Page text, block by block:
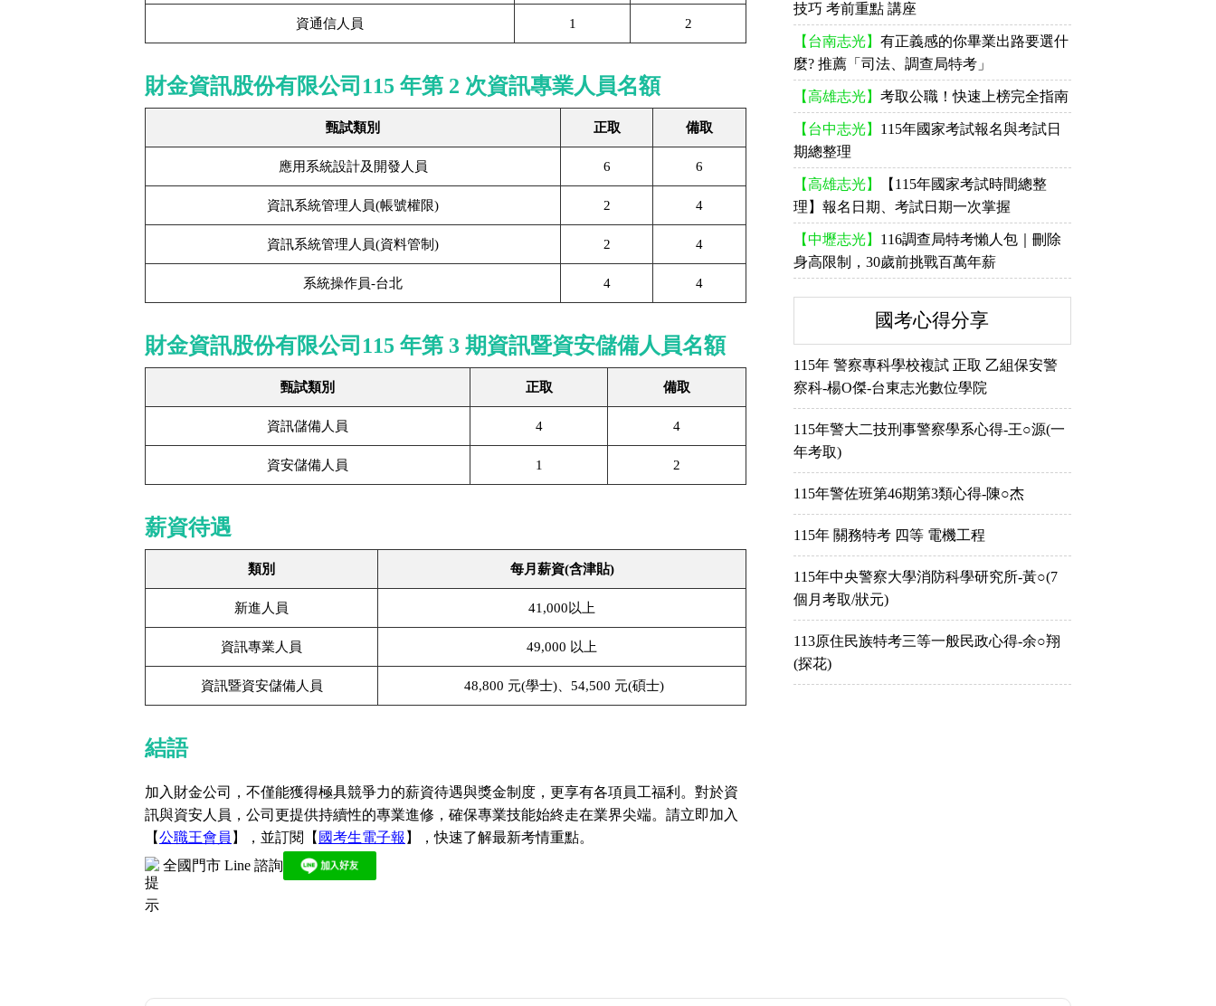
技巧 考前重點 講座
【台南志光】 有正義感的你畢業出路要選什
麼? 推薦「司法、調查局特考」
【高雄志光】 考取公職！快速上榜完全指南
【台中志光】 115年國家考試報名與考試日
期總整理
【高雄志光】
【115年國家考試時間總整
理】報名日期、考試日期一次掌握
【中壢志光】 116調查局特考懶人包｜刪除
身高限制，30歲前挑戰百萬年薪
國考心得分享
115年 警察專科學校複試 正取 乙組保安警
察科-楊O傑-台東志光數位學院
115年警大二技刑事警察學系心得-王○源(一
年考取)
115年警佐班第46期第3類心得-陳○杰
115年 關務特考 四等 電機工程
115年中央警察大學消防科學研究所-黃○(7
個月考取/狀元)
113原住民族特考三等一般民政心得-余○翔
(探花)
資通信人員 1 2
財金資訊股份有限公司115 年第 2 次資訊專業人員名額
甄試類別 正取 備取
應用系統設計及開發人員 6 6
資訊系統管理人員(帳號權限) 2 4
資訊系統管理人員(資料管制) 2 4
系統操作員-台北 4 4
財金資訊股份有限公司115 年第 3 期資訊暨資安儲備人員名額
甄試類別 正取 備取
資訊儲備人員 4 4
資安儲備人員 1 2
薪資待遇
類別 每月薪資(含津貼)
新進人員 41,000以上
資訊專業人員 49,000 以上
資訊暨資安儲備人員 48,800 元(學士)、54,500 元(碩士)
結語
加入財金公司，不僅能獲得極具競爭力的薪資待遇與獎金制度，更享有各項員工福利。對於資
訊與資安人員，公司更提供持續性的專業進修，確保專業技能始終走在業界尖端。請立即加入
【公職王會員 】，並訂閱【 國考生電子報 】，快速了解最新考情重點。
全國門市 Line 諮詢